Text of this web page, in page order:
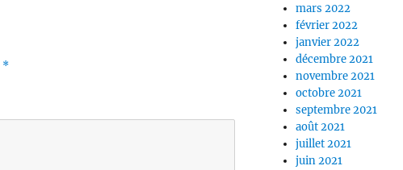
*
mars 2022
février 2022
janvier 2022
décembre 2021
novembre 2021
octobre 2021
septembre 2021
août 2021
juillet 2021
juin 2021